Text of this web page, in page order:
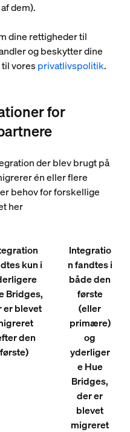
dem).
dine rettigheder til
og beskytter dine
voresprivatlivspolitik.
for
der blev brugt på
én eller flere
behov for forskellige
her
kun i
Bridges,
er blevet
den
første)
Integratio
n fandtes i
både den
første
(eller
primære)
og
yderliger
e Hue
Bridges,
der er
blevet
migreret